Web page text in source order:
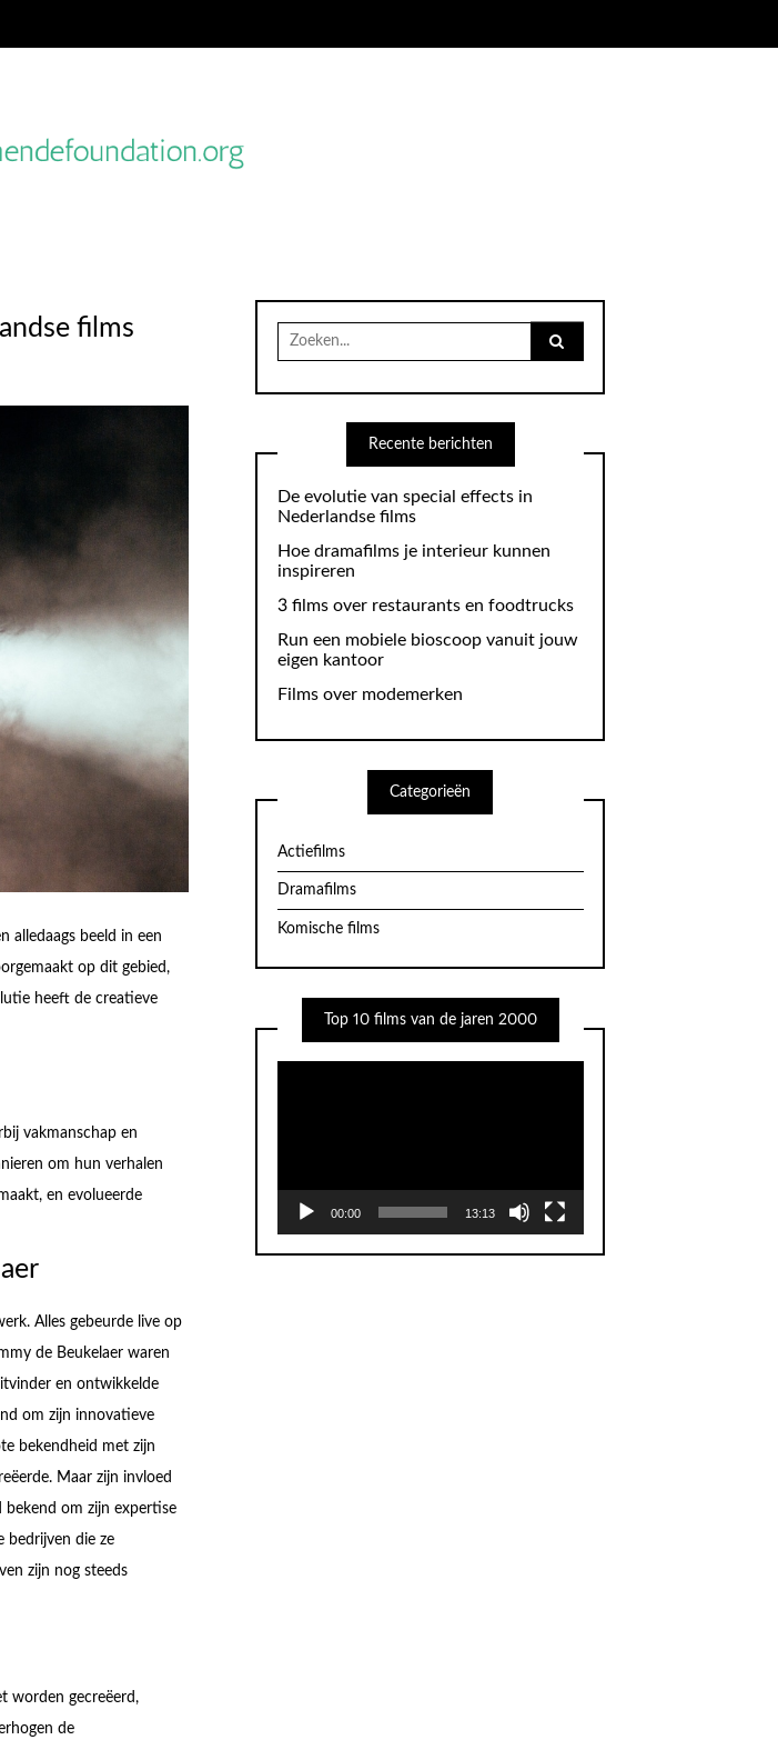
films
alledaags beeld in een
op dit gebied,
heeft de creatieve
vakmanschap en
om hun verhalen
en evolueerde
Alles gebeurde live op
de Beukelaer waren
en ontwikkelde
om zijn innovatieve
bekendheid met zijn
Maar zijn invloed
bekend om zijn expertise
bedrijven die ze
zijn nog steeds
worden gecreëerd,
de
for:
Recente berichten
De evolutie van special effects in
Nederlandse films
Hoe dramafilms je interieur kunnen
inspireren
3 films over restaurants en foodtrucks
Run een mobiele bioscoop vanuit jouw
eigen kantoor
Films over modemerken
Categorieën
Actiefilms
Dramafilms
Komische films
Top 10 films van de jaren 2000
00:00 13:13